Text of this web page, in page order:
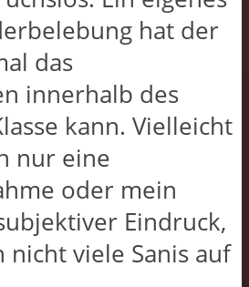
hat der
das
innerhalb des
kann. Vielleicht
nur eine
oder mein
Eindruck,
nicht viele Sanis auf